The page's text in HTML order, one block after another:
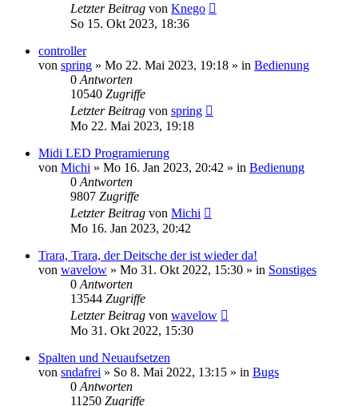
Letzter Beitrag von Knego
So 15. Okt 2023, 18:36
controller
von spring » Mo 22. Mai 2023, 19:18 » in Bedienung
0 Antworten
10540 Zugriffe
Letzter Beitrag von spring
Mo 22. Mai 2023, 19:18
Midi LED Programierung
von Michi » Mo 16. Jan 2023, 20:42 » in Bedienung
0 Antworten
9807 Zugriffe
Letzter Beitrag von Michi
Mo 16. Jan 2023, 20:42
Trara, Trara, der Deitsche der ist wieder da!
von wavelow » Mo 31. Okt 2022, 15:30 » in Sonstiges
0 Antworten
13544 Zugriffe
Letzter Beitrag von wavelow
Mo 31. Okt 2022, 15:30
Spalten und Neuaufsetzen
von sndafrei » So 8. Mai 2022, 13:15 » in Bugs
0 Antworten
11250 Zugriffe